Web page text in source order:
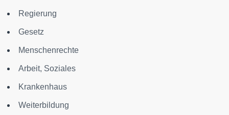
Regierung
Gesetz
Menschenrechte
Arbeit, Soziales
Krankenhaus
Weiterbildung